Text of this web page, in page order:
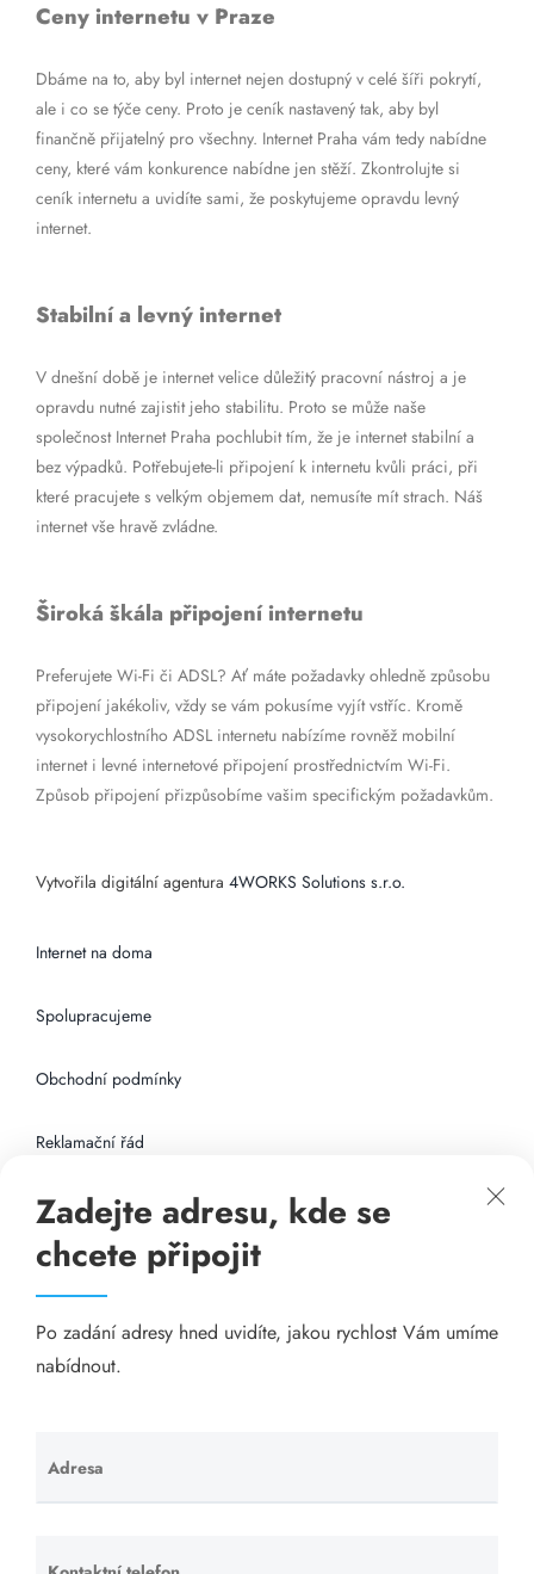
Ceny internetu v Praze
Dbáme na to, aby byl internet nejen dostupný v celé šíři pokrytí,
ale i co se týče ceny. Proto je ceník nastavený tak, aby byl
finančně přijatelný pro všechny. Internet Praha vám tedy nabídne
ceny, které vám konkurence nabídne jen stěží. Zkontrolujte si
ceník internetu a uvidíte sami, že poskytujeme opravdu levný
internet.
Stabilní a levný internet
V dnešní době je internet velice důležitý pracovní nástroj a je
opravdu nutné zajistit jeho stabilitu. Proto se může naše
společnost Internet Praha pochlubit tím, že je internet stabilní a
bez výpadků. Potřebujete-li připojení k internetu kvůli práci, při
které pracujete s velkým objemem dat, nemusíte mít strach. Náš
internet vše hravě zvládne.
Široká škála připojení internetu
Preferujete Wi-Fi či ADSL? Ať máte požadavky ohledně způsobu
připojení jakékoliv, vždy se vám pokusíme vyjít vstříc. Kromě
vysokorychlostního ADSL internetu nabízíme rovněž mobilní
internet i levné internetové připojení prostřednictvím Wi-Fi.
Způsob připojení přizpůsobíme vašim specifickým požadavkům.
Vytvořila digitální agentura 4WORKS Solutions s.r.o.
Internet na doma
Spolupracujeme
Obchodní podmínky
Reklamační řád
Připojení k internetu
Odkazy
Katalog A-seznam.cz
Visací zámky - TOKOZ
Zadejte adresu, kde se
chcete připojit
Po zadání adresy hned uvidíte, jakou rychlost Vám umíme
nabídnout.
Adresa
Ponechte
toto pole